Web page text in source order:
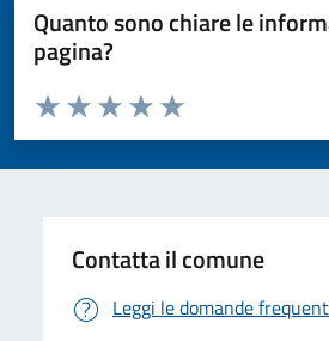
Quanto sono chiare le
pagina?
Valuta da 1 a 5 stelle la pagina
Valuta 5 stelle su 5
Valuta 4 stelle su 5
Valuta 3 stelle su 5
Valuta 2 stelle su 5
Valuta 1 stelle su 5
Contatta il comune
Leggi le domande